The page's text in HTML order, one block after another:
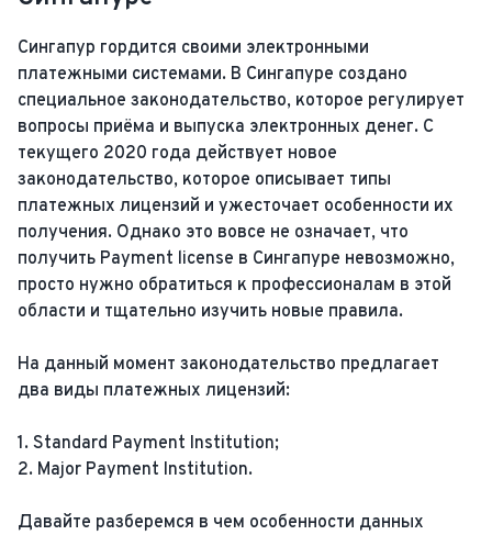
Сингапур гордится своими электронными
платежными системами. В Сингапуре создано
специальное законодательство, которое регулирует
вопросы приёма и выпуска электронных денег. С
текущего 2020 года действует новое
законодательство, которое описывает типы
платежных лицензий и ужесточает особенности их
получения. Однако это вовсе не означает, что
получить Payment license в Сингапуре невозможно,
просто нужно обратиться к профессионалам в этой
области и тщательно изучить новые правила.
На данный момент законодательство предлагает
два виды платежных лицензий:
1. Standard Payment Institution;
2. Major Payment Institution.
Давайте разберемся в чем особенности данных